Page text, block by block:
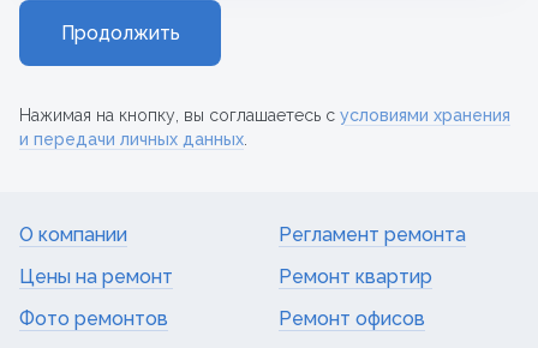
Продолжить
Нажимая на кнопку, вы соглашаетесь с условиями хранения
и передачи личных данных.
О компании
Цены на ремонт
Фото ремонтов
Регламент ремонта
Ремонт квартир
Ремонт офисов